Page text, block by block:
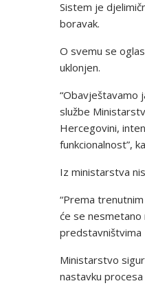
Sistem je
boravak.
O svemu se
uklonjen.
“Obavještavamo
službe
Hercegovini,
funkcionalnost”,
Iz ministarstva
“Prema
će se
predstavništvima
Ministarstvo
nastavku